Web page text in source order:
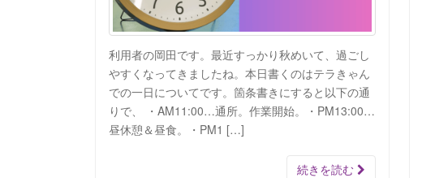
利用者の岡田です。最近すっかり秋めいて、過ごし
やすくなってきましたね。本日書くのはテラきゃん
での一日についてです。箇条書きにすると以下の通
りで、 ・AM11:00…通所。作業開始。・PM13:00…
昼休憩＆昼食。・PM1 […]
続きを読む